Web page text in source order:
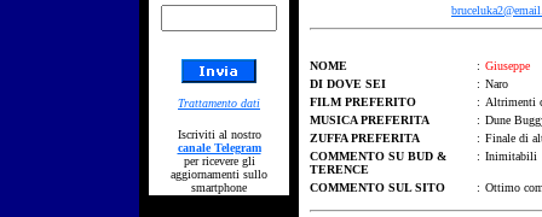
Trattamento dati
Iscriviti al nostro
canale Telegram
per ricevere gli
aggiornamenti sullo
smartphone
NOME : Giuseppe
DI DOVE SEI
: Naro
FILM PREFERITO
: Altrimenti
MUSICA PREFERITA
: Dune
ZUFFA PREFERITA
: Finale di
COMMENTO SU BUD &
TERENCE
: Inimitabili
COMMENTO SUL SITO : Ottimo